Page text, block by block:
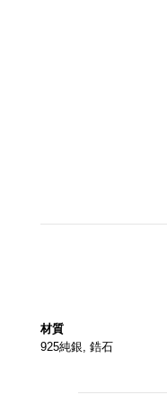
材質
925純銀, 鋯石